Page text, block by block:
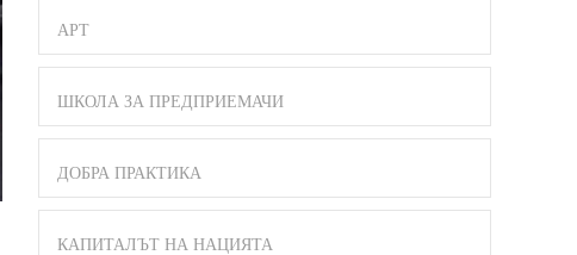
АРТ
ШКОЛА ЗА ПРЕДПРИЕМАЧИ
ДОБРА ПРАКТИКА
КАПИТАЛЪТ НА НАЦИЯТА